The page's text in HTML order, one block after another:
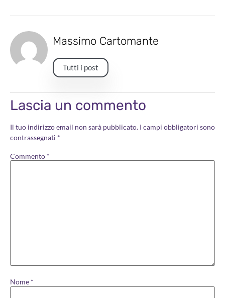
Massimo Cartomante
Tutti i post
Lascia un commento
Il tuo indirizzo email non sarà pubblicato. I campi obbligatori sono
contrassegnati *
Commento *
Nome *